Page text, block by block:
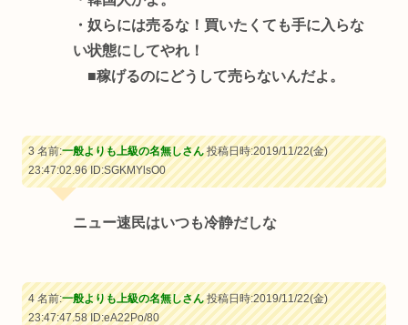
・奴らには売るな！買いたくても手に入らな
い状態にしてやれ！
■稼げるのにどうして売らないんだよ。
3 名前:一般よりも上級の名無しさん投稿日時:2019/11/22(金)
23:47:02.96ID:SGKMYlsO0
ニュー速民はいつも冷静だしな
4 名前:一般よりも上級の名無しさん投稿日時:2019/11/22(金)
23:47:47.58ID:eA22Po/80